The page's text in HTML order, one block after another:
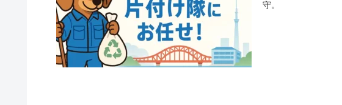
守。